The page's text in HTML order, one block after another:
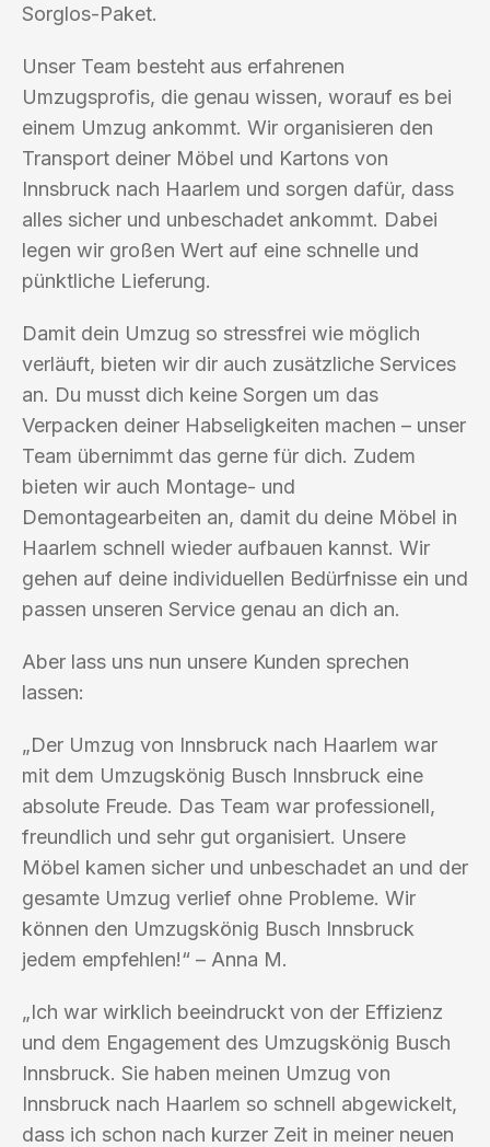
Sorglos-Paket.
Unser Team besteht aus erfahrenen
Umzugsprofis, die genau wissen, worauf es bei
einem Umzug ankommt. Wir organisieren den
Transport deiner Möbel und Kartons von
Innsbruck nach Haarlem und sorgen dafür, dass
alles sicher und unbeschadet ankommt. Dabei
legen wir großen Wert auf eine schnelle und
pünktliche Lieferung.
Damit dein Umzug so stressfrei wie möglich
verläuft, bieten wir dir auch zusätzliche Services
an. Du musst dich keine Sorgen um das
Verpacken deiner Habseligkeiten machen – unser
Team übernimmt das gerne für dich. Zudem
bieten wir auch Montage- und
Demontagearbeiten an, damit du deine Möbel in
Haarlem schnell wieder aufbauen kannst. Wir
gehen auf deine individuellen Bedürfnisse ein und
passen unseren Service genau an dich an.
Aber lass uns nun unsere Kunden sprechen
lassen:
„Der Umzug von Innsbruck nach Haarlem war
mit dem Umzugskönig Busch Innsbruck eine
absolute Freude. Das Team war professionell,
freundlich und sehr gut organisiert. Unsere
Möbel kamen sicher und unbeschadet an und der
gesamte Umzug verlief ohne Probleme. Wir
können den Umzugskönig Busch Innsbruck
jedem empfehlen!“ – Anna M.
„Ich war wirklich beeindruckt von der Effizienz
und dem Engagement des Umzugskönig Busch
Innsbruck. Sie haben meinen Umzug von
Innsbruck nach Haarlem so schnell abgewickelt,
dass ich schon nach kurzer Zeit in meiner neuen